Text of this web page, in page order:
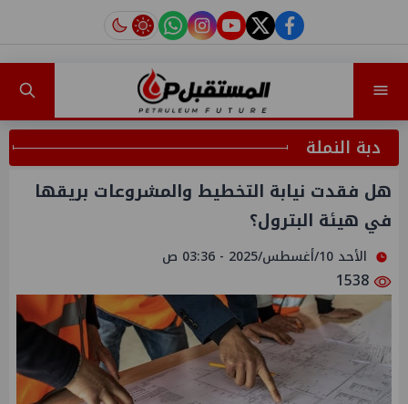
facebook
twitter
youtube
instagram
tiktok
دبة النملة
هل فقدت نيابة التخطيط والمشروعات بريقها
في هيئة البترول؟
الأحد 10/أغسطس/2025 - 03:36 ص